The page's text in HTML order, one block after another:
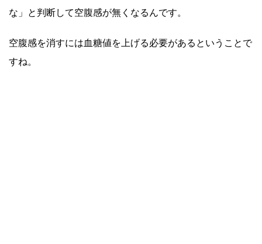
な」と判断して空腹感が無くなるんです。
空腹感を消すには血糖値を上げる必要があるということで
すね。